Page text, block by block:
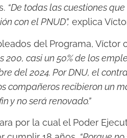
“De todas las cuestiones
con el PNUD”, explica
del Programa, Víctor
200, casi un 50% de los
del 2024. Por DNU, el
compañeros recibieron un
y no será renovado.”
por la cual el Poder